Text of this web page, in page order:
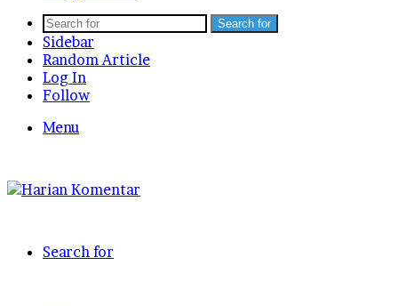
Search for
Sidebar
Random Article
Log In
Follow
Menu
Search for